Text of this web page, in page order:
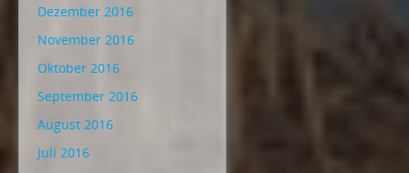
Dezember 2016
November 2016
Oktober 2016
September 2016
August 2016
Juli 2016